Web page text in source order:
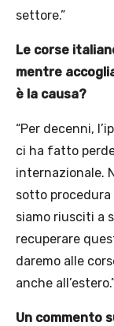
settore.”
Le corse
mentre
è la causa?
“Per decenni,
ci ha fatto
internazionale.
sotto
siamo riusciti a
recuperare
daremo alle
anche
Un commento